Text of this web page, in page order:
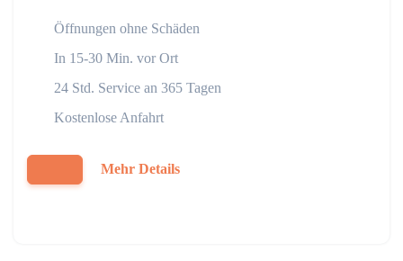
Öffnungen ohne Schäden
In 15-30 Min. vor Ort
24 Std. Service an 365 Tagen
Kostenlose Anfahrt
Mehr Details